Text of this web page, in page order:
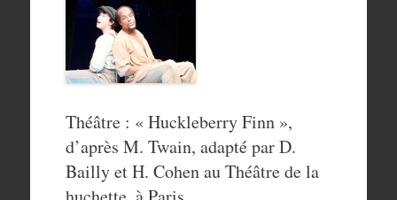
Théâtre : « Huckleberry Finn »,
d’après M. Twain, adapté par D.
Bailly et H. Cohen au Théâtre de la